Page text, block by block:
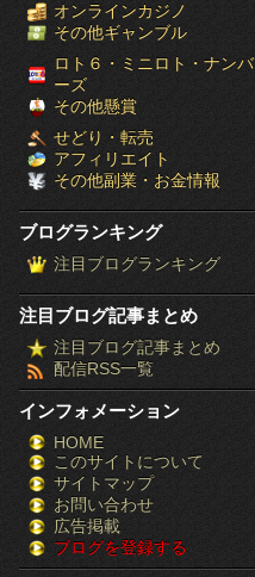
オンラインカジノ
その他ギャンブル
ロト６・ミニロト・ナンバ
ーズ
その他懸賞
せどり・転売
アフィリエイト
その他副業・お金情報
ブログランキング
注目ブログランキング
注目ブログ記事まとめ
注目ブログ記事まとめ
配信RSS一覧
インフォメーション
HOME
このサイトについて
サイトマップ
お問い合わせ
広告掲載
ブログを登録する